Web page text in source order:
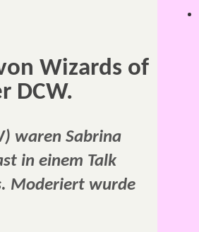
Wizards of
DCW.
waren Sabrina
in einem Talk
Moderiert wurde